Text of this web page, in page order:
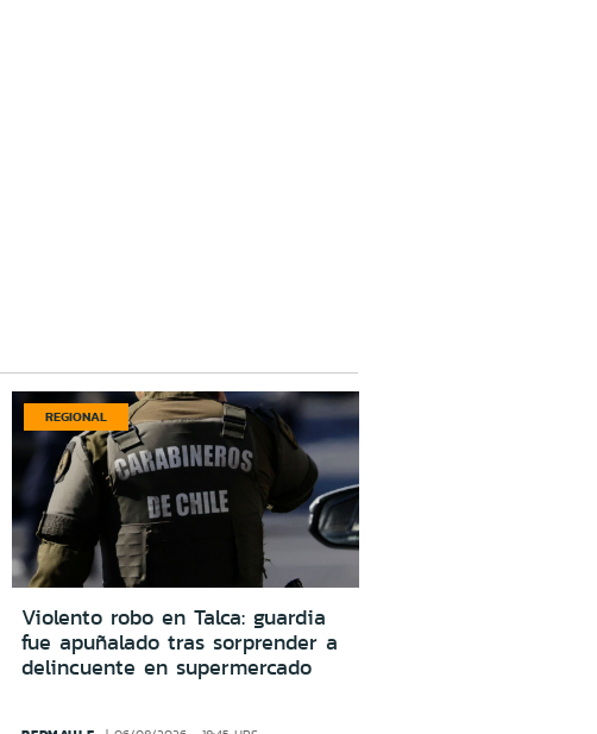
REGIONAL
Violento robo en Talca: guardia
fue apuñalado tras sorprender a
delincuente en supermercado